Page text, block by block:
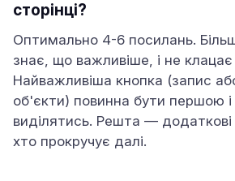
сторінці?
Оптимально 4-6 посилань.
знає, що важливіше, і не клацає
Найважливіша кнопка (запис
об'єкти) повинна бути першою і
виділятись. Решта — додаткові
хто прокручує далі.